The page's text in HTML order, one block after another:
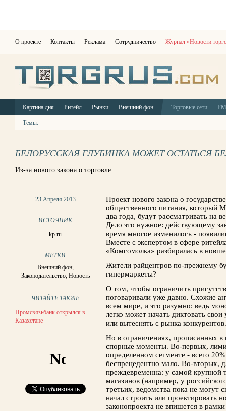
О проекте Контакты Реклама Сотрудничество Журнал «Новости
Картина дня Ритейл Рынки Внешний фон Торговые сети
Темы:
БЕЛОРУССКАЯ ГЛУБИНКА МОЖЕТ ОСТАТЬСЯ
Из-за нового закона о торговле
23 Апреля 2013
ИСТОЧНИК
kp.ru
МЕТКИ
Внешний фон,
Законодательство, Новость
ЧИТАЙТЕ ТАКЖЕ
Промсвязьбанк открылся в
Казахстане
Проект нового закона о
общественного питания, который
два года, будут рассматривать на
Дело это нужное: действующему
время многое изменилось -
Вместе с экспертом в сфере
«Комсомолка» разбиралась в
Жители райцентров по-прежнему
гипермаркеты?
О том, чтобы ограничить
поговаривали уже давно. Схожие
всем мире, и это разумно: ведь
легко может начать диктовать
или вытеснять с рынка конкурентов.
Но в ограничениях, прописанных в
спорные моменты. Во-первых,
определенном сегменте - всего
беспрецедентно мало. Во-вторых,
преждевременна: у самой крупной
магазинов (например, у
третьих, ведомства пока не могут
начал строить или проектировать
законопроекта не впишется в